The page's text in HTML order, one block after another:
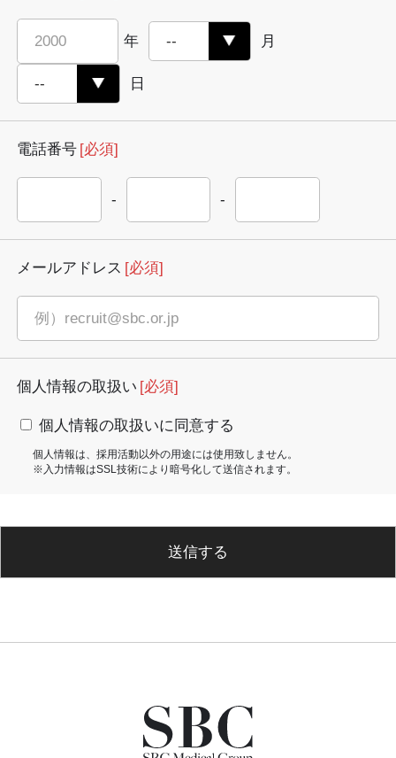
年 月
日
電話番号 [必須]
- -
メールアドレス [必須]
個人情報の取扱い [必須]
個人情報の取扱いに同意する
個人情報は、採用活動以外の用途には使用致しません。
※入力情報はSSL技術により暗号化して送信されます。
送信する